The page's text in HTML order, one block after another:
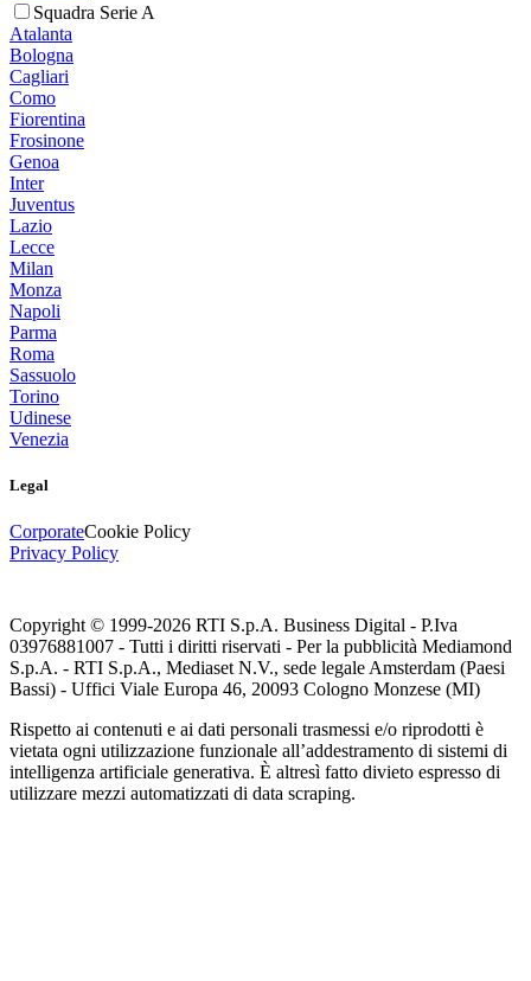
Squadra Serie A
Atalanta
Bologna
Cagliari
Como
Fiorentina
Frosinone
Genoa
Inter
Juventus
Lazio
Lecce
Milan
Monza
Napoli
Parma
Roma
Sassuolo
Torino
Udinese
Venezia
Legal
CorporateCookie Policy
Privacy Policy
Copyright © 1999-2026 RTI S.p.A. Business Digital - P.Iva
03976881007 - Tutti i diritti riservati - Per la pubblicità Mediamond
S.p.A. - RTI S.p.A., Mediaset N.V., sede legale Amsterdam (Paesi
Bassi) - Uffici Viale Europa 46, 20093 Cologno Monzese (MI)
Rispetto ai contenuti e ai dati personali trasmessi e/o riprodotti è
vietata ogni utilizzazione funzionale all’addestramento di sistemi di
intelligenza artificiale generativa. È altresì fatto divieto espresso di
utilizzare mezzi automatizzati di data scraping.